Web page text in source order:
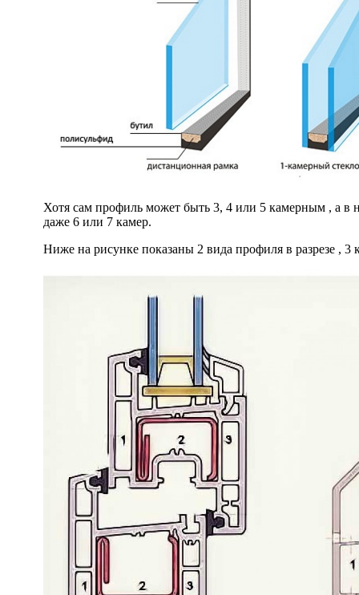
Хотя сам профиль может быть 3, 4 или 5 камерным , а в
даже 6 или 7 камер.
Ниже на рисунке показаны 2 вида профиля в разрезе ,